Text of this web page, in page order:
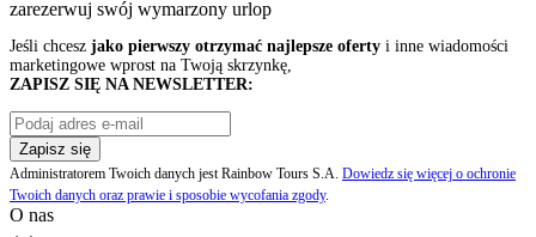
zarezerwuj swój wymarzony urlop
Jeśli chcesz jako pierwszy otrzymać najlepsze oferty i inne wiadomości
marketingowe wprost na Twoją skrzynkę,
ZAPISZ SIĘ NA NEWSLETTER:
Zapisz się
Administratorem Twoich danych jest Rainbow Tours S.A. Dowiedz się więcej o ochronie
Twoich danych oraz prawie i sposobie wycofania zgody.
O nas